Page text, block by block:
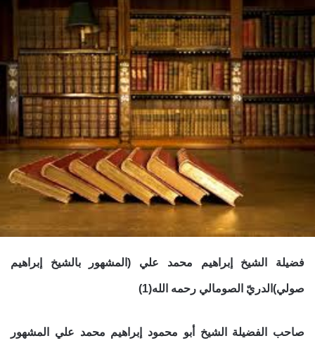
فضيلة الشيخ إبراهيم محمد علي (المشهور بالشيخ إبراهيم
صولي)الدريّ الصومالي رحمه الله(1)
صاحب الفضيلة الشيخ أبو محمود إبراهيم محمد علي المشهور